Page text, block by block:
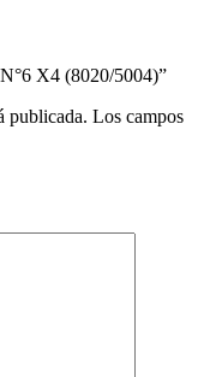
X4 (8020/5004)”
publicada. Los campos